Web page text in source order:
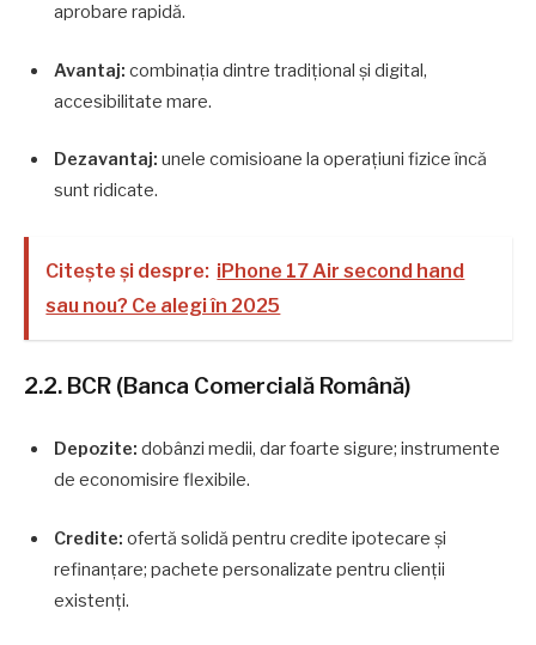
aprobare rapidă.
Avantaj: combinația dintre tradițional și digital,
accesibilitate mare.
Dezavantaj: unele comisioane la operațiuni fizice încă
sunt ridicate.
Citește și despre: iPhone 17 Air second hand
sau nou? Ce alegi în 2025
2.2. BCR (Banca Comercială Română)
Depozite: dobânzi medii, dar foarte sigure; instrumente
de economisire flexibile.
Credite: ofertă solidă pentru credite ipotecare și
refinanțare; pachete personalizate pentru clienții
existenți.